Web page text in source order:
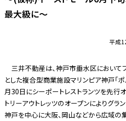
最大級に〜
平成
三井不動産は、神戸市垂水区において
とした複合型商業施設マリンピア神戸「
月30日にシーポートレストランツを先行
トリーアウトレッツのオープンによりグラ
神戸を中心に大阪、岡山などから広域の